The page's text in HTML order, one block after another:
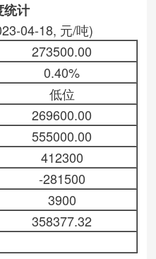
统计
04-18, 元/吨)
273500.00
0.40%
低位
269600.00
555000.00
412300
-281500
3900
358377.32